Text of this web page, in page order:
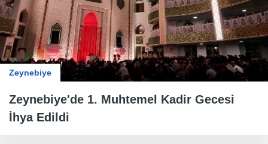
Zeynebiye
Zeynebiye'de 1. Muhtemel Kadir Gecesi
İhya Edildi